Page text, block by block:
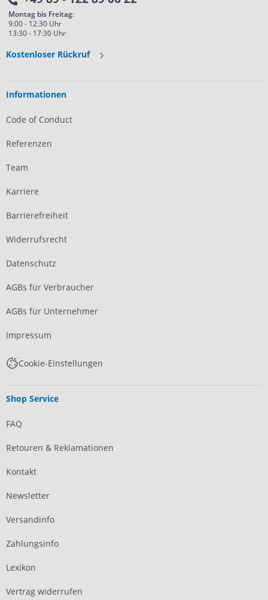
Montag bis Freitag:
9:00 - 12:30 Uhr
13:30 - 17:30 Uhr
Kostenloser Rückruf
Informationen
Code of Conduct
Referenzen
Team
Karriere
Barrierefreiheit
Widerrufsrecht
Datenschutz
AGBs für Verbraucher
AGBs für Unternehmer
Impressum
Cookie-Einstellungen
Shop Service
FAQ
Retouren & Reklamationen
Kontakt
Newsletter
Versandinfo
Zahlungsinfo
Lexikon
Vertrag widerrufen